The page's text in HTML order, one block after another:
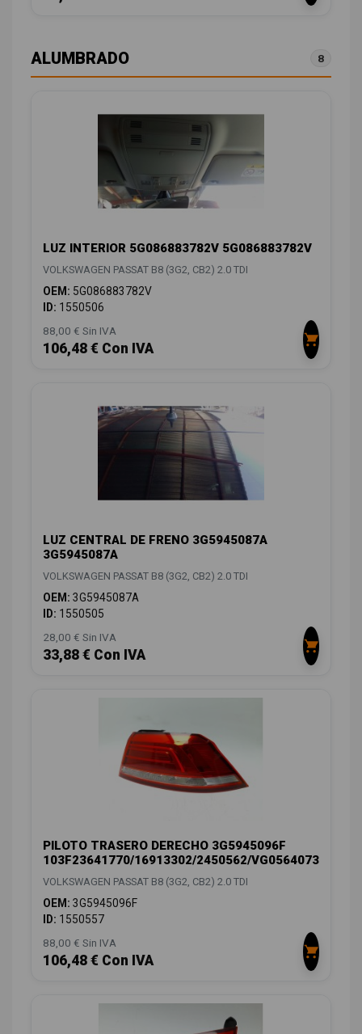
ALUMBRADO 8
LUZ INTERIOR 5G086883782V 5G086883782V
VOLKSWAGEN PASSAT B8 (3G2, CB2) 2.0 TDI
OEM: 5G086883782V
ID: 1550506
88,00 € Sin IVA
106,48 € Con IVA
LUZ CENTRAL DE FRENO 3G5945087A
3G5945087A
VOLKSWAGEN PASSAT B8 (3G2, CB2) 2.0 TDI
OEM: 3G5945087A
ID: 1550505
28,00 € Sin IVA
33,88 € Con IVA
PILOTO TRASERO DERECHO 3G5945096F
103F23641770/16913302/2450562/VG0564073
VOLKSWAGEN PASSAT B8 (3G2, CB2) 2.0 TDI
OEM: 3G5945096F
ID: 1550557
88,00 € Sin IVA
106,48 € Con IVA